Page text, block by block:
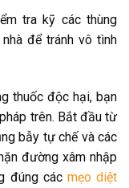
tra kỹ các thùng
để tránh vô tình
thuốc độc hại, bạn
trên. Bắt đầu từ
bẫy tự chế và các
đường xâm nhập
đúng các mẹo diệt